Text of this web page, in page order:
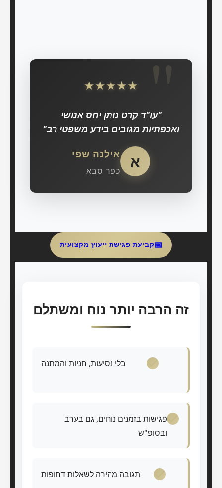
★
★
★
★
★
"עו"ד קרט נותן יחס אנושי
ואכפתיות מגובים בידע משפטי רב"
א אילנה שפי
כפר סבא
📅קביעת פגישת ייעוץ מקצועית
זה הרבה יותר נוח ומשתלם
בלי נסיעות, חניות והמתנה
פגישות בזמנים נוחים, גם בערב
ובסופ"ש
תגובה מהירה לשאלות דחופות